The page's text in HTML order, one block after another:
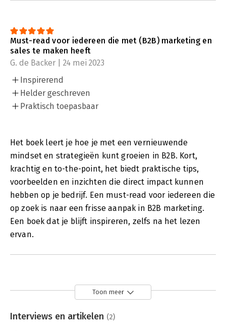
Must-read voor iedereen die met (B2B) marketing en
sales te maken heeft
G. de Backer | 24 mei 2023
Inspirerend
Helder geschreven
Praktisch toepasbaar
Het boek leert je hoe je met een vernieuwende
mindset en strategieën kunt groeien in B2B. Kort,
krachtig en to-the-point, het biedt praktische tips,
voorbeelden en inzichten die direct impact kunnen
hebben op je bedrijf. Een must-read voor iedereen die
op zoek is naar een frisse aanpak in B2B marketing.
Een boek dat je blijft inspireren, zelfs na het lezen
ervan.
Toon meer
Interviews en artikelen (2)